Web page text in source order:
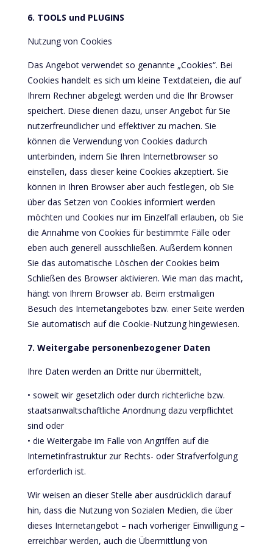
6. TOOLS und PLUGINS
Nutzung von Cookies
Das Angebot verwendet so genannte „Cookies“. Bei
Cookies handelt es sich um kleine Textdateien, die auf
Ihrem Rechner abgelegt werden und die Ihr Browser
speichert. Diese dienen dazu, unser Angebot für Sie
nutzerfreundlicher und effektiver zu machen. Sie
können die Verwendung von Cookies dadurch
unterbinden, indem Sie Ihren Internetbrowser so
einstellen, dass dieser keine Cookies akzeptiert. Sie
können in Ihren Browser aber auch festlegen, ob Sie
über das Setzen von Cookies informiert werden
möchten und Cookies nur im Einzelfall erlauben, ob Sie
die Annahme von Cookies für bestimmte Fälle oder
eben auch generell ausschließen. Außerdem können
Sie das automatische Löschen der Cookies beim
Schließen des Browser aktivieren. Wie man das macht,
hängt von Ihrem Browser ab. Beim erstmaligen
Besuch des Internetangebotes bzw. einer Seite werden
Sie automatisch auf die Cookie-Nutzung hingewiesen.
7. Weitergabe personenbezogener Daten
Ihre Daten werden an Dritte nur übermittelt,
• soweit wir gesetzlich oder durch richterliche bzw.
staatsanwaltschaftliche Anordnung dazu verpflichtet
sind oder
• die Weitergabe im Falle von Angriffen auf die
Internetinfrastruktur zur Rechts- oder Strafverfolgung
erforderlich ist.
Wir weisen an dieser Stelle aber ausdrücklich darauf
hin, dass die Nutzung von Sozialen Medien, die über
dieses Internetangebot – nach vorheriger Einwilligung –
erreichbar werden, auch die Übermittlung von